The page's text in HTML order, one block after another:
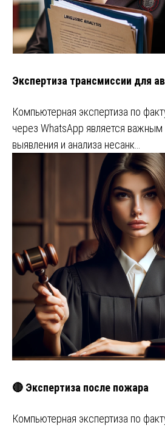
Экспертиза трансмиссии для
Компьютерная экспертиза по
через WhatsApp является
выявления и анализа несанк…
🔴 Экспертиза после пожара
Компьютерная экспертиза по